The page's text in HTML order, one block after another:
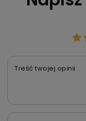
Treść twojej opinii